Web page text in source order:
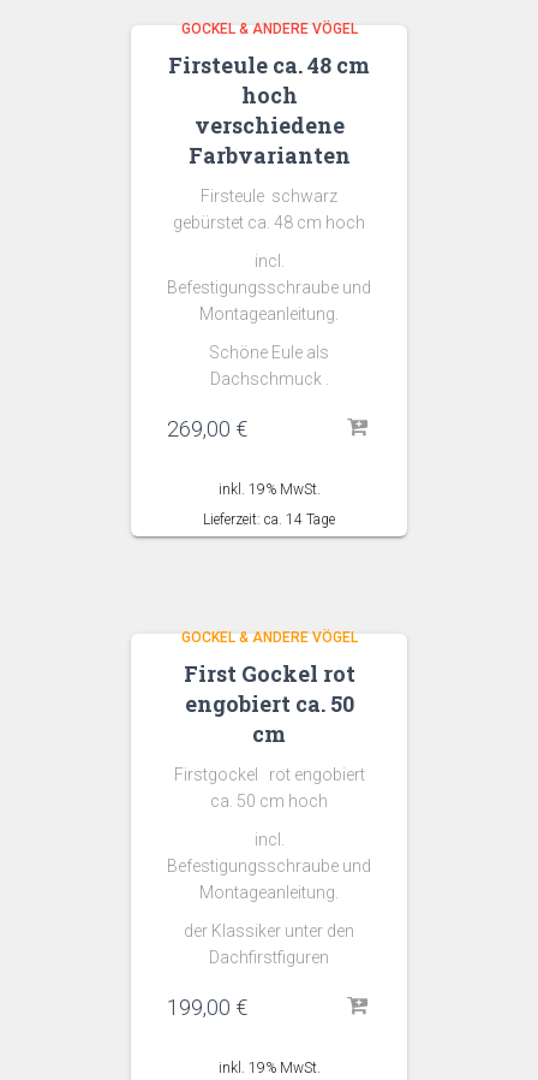
GOCKEL & ANDERE VÖGEL
Firsteule ca. 48 cm
hoch
verschiedene
Farbvarianten
Firsteule schwarz
gebürstet ca. 48 cm hoch
incl.
Befestigungsschraube und
Montageanleitung.
Schöne Eule als
Dachschmuck .
269,00 €
inkl. 19% MwSt.
Lieferzeit: ca. 14 Tage
GOCKEL & ANDERE VÖGEL
First Gockel rot
engobiert ca. 50
cm
Firstgockel rot engobiert
ca. 50 cm hoch
incl.
Befestigungsschraube und
Montageanleitung.
der Klassiker unter den
Dachfirstfiguren
199,00 €
inkl. 19% MwSt.